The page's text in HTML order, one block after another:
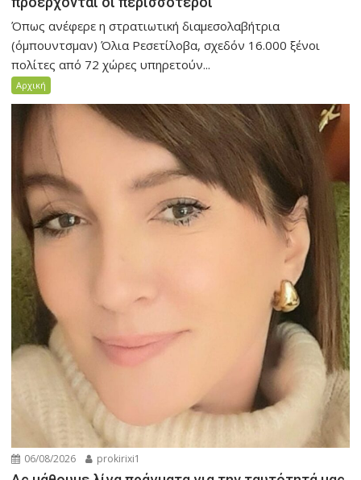
Όπως ανέφερε η στρατιωτική διαμεσολαβήτρια
(όμπουντσμαν) Όλια Ρεσετίλοβα, σχεδόν 16.000 ξένοι
πολίτες από 72 χώρες υπηρετούν...
Αρχική
06/08/2026 prokirixi1